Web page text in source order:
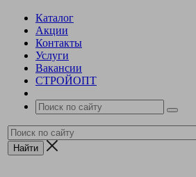
Каталог
Акции
Контакты
Услуги
Вакансии
СТРОЙОПТ